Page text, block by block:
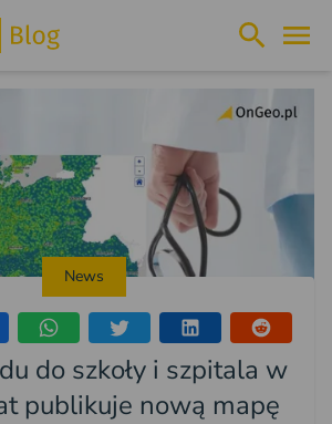
News
do szkoły i szpitala w
publikuje nową mapę